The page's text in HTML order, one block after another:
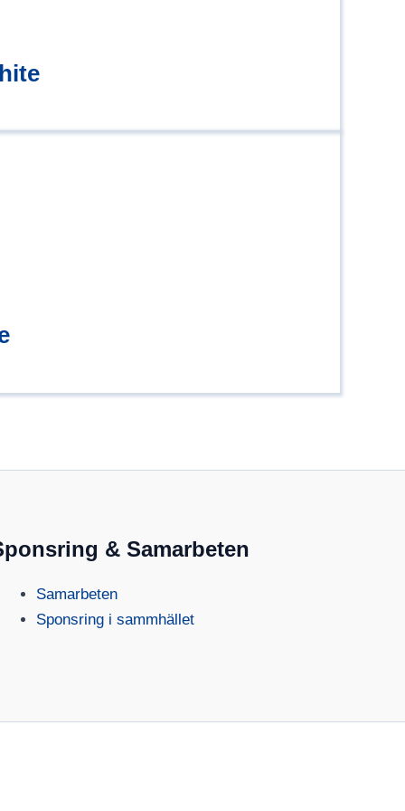
& Samarbeten
Samarbeten
Sponsring i sammhället